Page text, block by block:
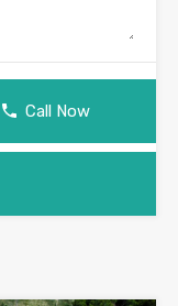
Call Now